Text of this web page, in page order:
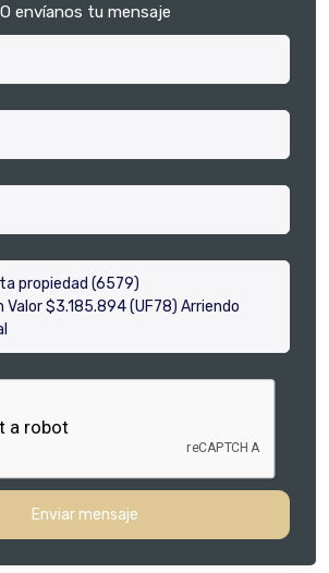
O envíanos tu mensaje
Enviar mensaje